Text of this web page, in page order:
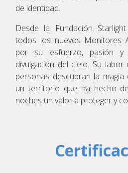
de identidad.
Desde la Fundación
todos los nuevos Monitores
por su esfuerzo, pasión y
divulgación del cielo. Su
personas descubran la
un territorio que ha hecho
noches un valor a proteger y